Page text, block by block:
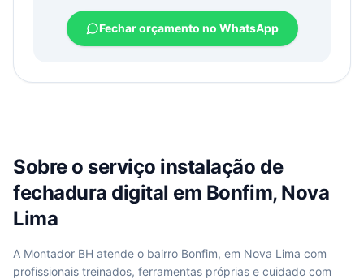
Fechar orçamento no WhatsApp
Sobre o serviço instalação de
fechadura digital em Bonfim, Nova
Lima
A Montador BH atende o bairro Bonfim, em Nova Lima com
profissionais treinados, ferramentas próprias e cuidado com